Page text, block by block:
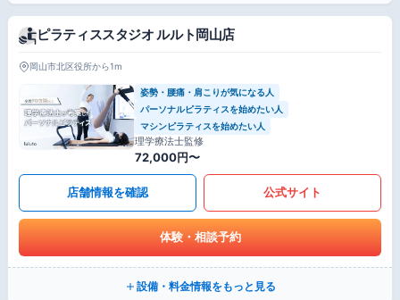
ピラティススタジオ ルルト岡山店
岡山市北区役所から1m
姿勢・腰痛・肩こりが気になる人
パーソナルピラティスを始めたい人
マシンピラティスを始めたい人
理学療法士監修
72,000円〜
店舗情報を確認 公式サイト
体験・相談予約
設備・料金情報をもっと見る